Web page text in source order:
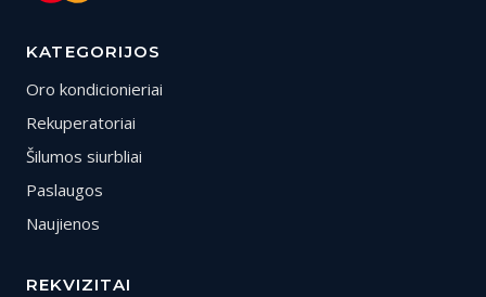
KATEGORIJOS
Oro kondicionieriai
Rekuperatoriai
Šilumos siurbliai
Paslaugos
Naujienos
REKVIZITAI